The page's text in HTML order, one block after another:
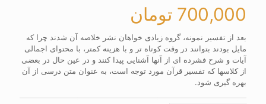
700,000 تومان
بعد از تفسیر نمونه، گروه زیادی خواهان نشر خلاصه آن شدند چرا که
مایل بودند بتوانند در وقت کوتاه تر و با هزینه کمتر، با محتوای اجمالی
آیات و شرح فشرده ای از آنها آشنایی پیدا کنند و در عین حال در بعضی
از کلاسها که تفسیر قرآن مورد توجه است، به عنوان متن درسی از آن
بهره گیری شود.